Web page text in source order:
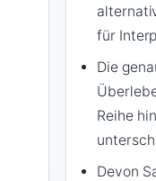
für
Die
Reihe
Devon